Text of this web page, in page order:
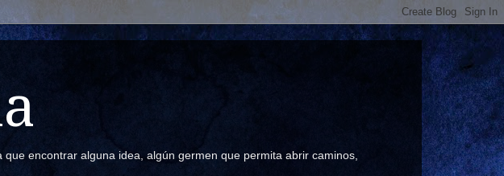
encontrar alguna idea, algún germen que permita abrir caminos,